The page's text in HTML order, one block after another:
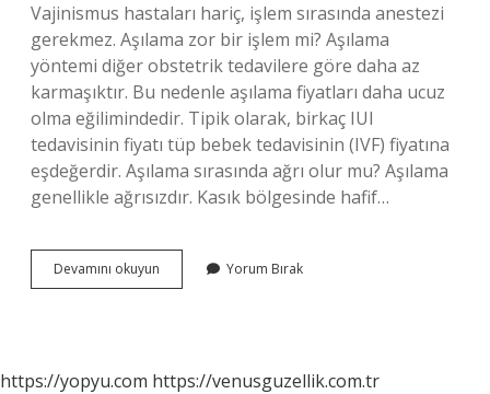
Vajinismus hastaları hariç, işlem sırasında anestezi
gerekmez. Aşılama zor bir işlem mi? Aşılama
yöntemi diğer obstetrik tedavilere göre daha az
karmaşıktır. Bu nedenle aşılama fiyatları daha ucuz
olma eğilimindedir. Tipik olarak, birkaç IUI
tedavisinin fiyatı tüp bebek tedavisinin (IVF) fiyatına
eşdeğerdir. Aşılama sırasında ağrı olur mu? Aşılama
genellikle ağrısızdır. Kasık bölgesinde hafif…
Devamını okuyun Aşılama
Can
Yorum Bırak
https://yopyu.com https://venusguzellik.com.tr